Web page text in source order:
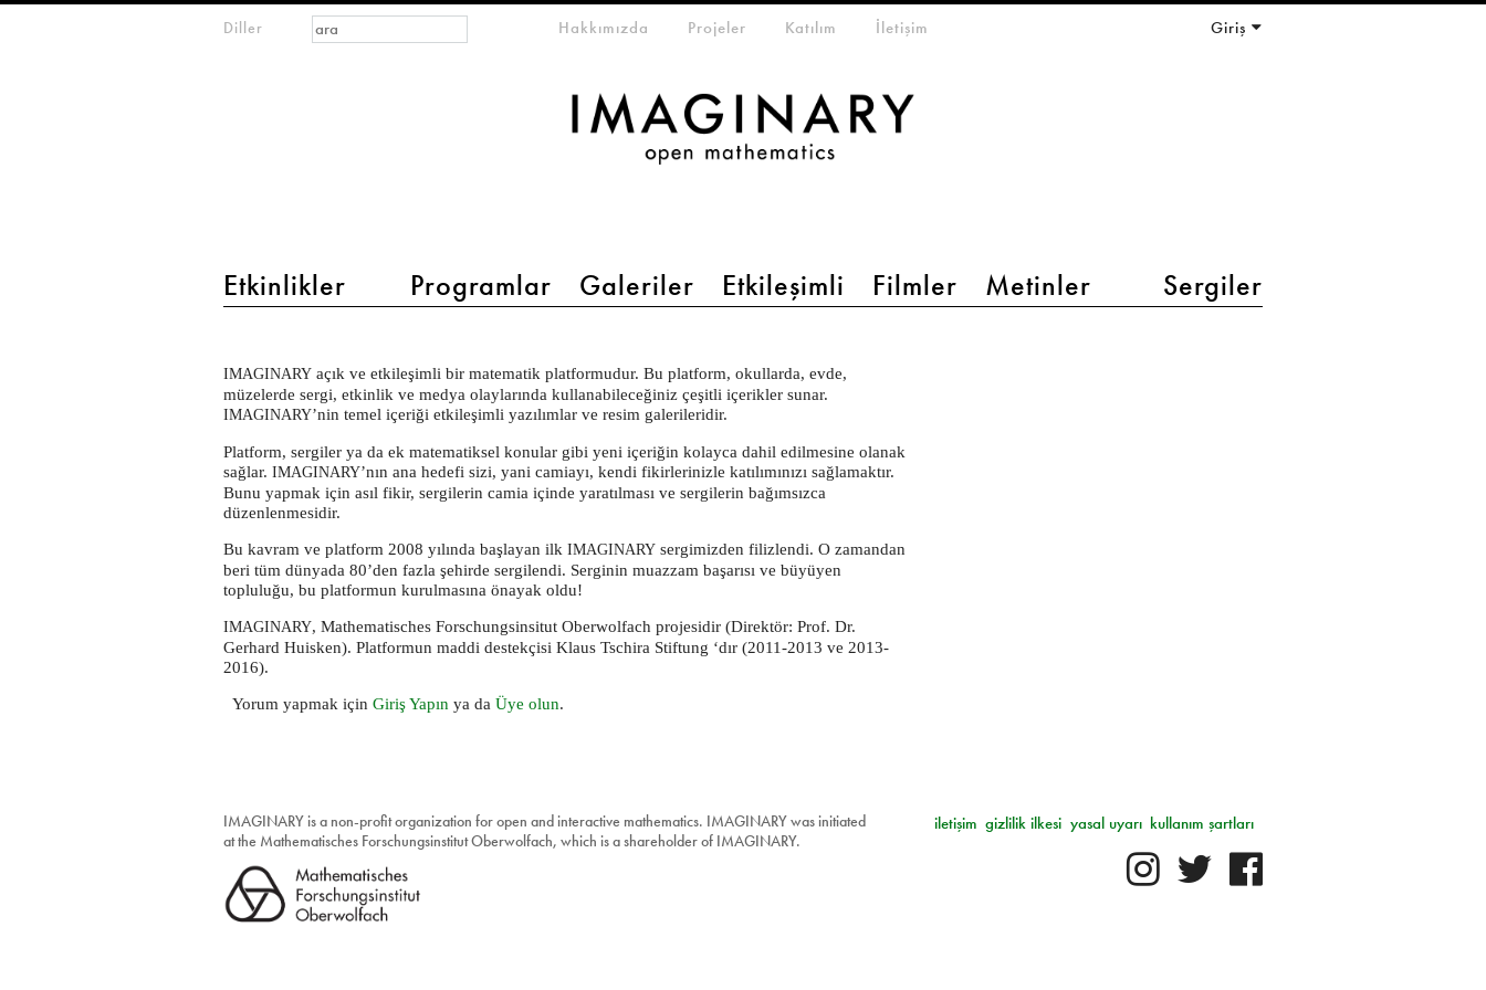
Diller
main menu 2
Etkinlikler Programlar Galeriler Etkileşimli Filmler Metinler Sergiler
meta-menuHakkımızda Projeler Katılım İletişim Giriş
Arama formu
Ara
IMAGINARY açık ve etkileşimli bir matematik platformudur. Bu platform, okullarda, evde,
müzelerde sergi, etkinlik ve medya olaylarında kullanabileceğiniz çeşitli içerikler sunar.
IMAGINARY’nin temel içeriği etkileşimli yazılımlar ve resim galerileridir.
Platform, sergiler ya da ek matematiksel konular gibi yeni içeriğin kolayca dahil edilmesine olanak
sağlar. IMAGINARY’nın ana hedefi sizi, yani camiayı, kendi fikirlerinizle katılımınızı sağlamaktır.
Bunu yapmak için asıl fikir, sergilerin camia içinde yaratılması ve sergilerin bağımsızca
düzenlenmesidir.
Bu kavram ve platform 2008 yılında başlayan ilk IMAGINARY sergimizden filizlendi. O zamandan
beri tüm dünyada 80’den fazla şehirde sergilendi. Serginin muazzam başarısı ve büyüyen
topluluğu, bu platformun kurulmasına önayak oldu!
IMAGINARY, Mathematisches Forschungsinsitut Oberwolfach projesidir (Direktör: Prof. Dr.
Gerhard Huisken). Platformun maddi destekçisi Klaus Tschira Stiftung ‘dır (2011-2013 ve 2013-
2016).
Yorum yapmak için Giriş Yapın ya da Üye olun.
IMAGINARY is a non-profit organization for open and interactive mathematics. IMAGINARY was initiated
at the Mathematisches Forschungsinstitut Oberwolfach, which is a shareholder of IMAGINARY.
kullanım şartları
yasal uyarı
gizlilik ilkesi
iletişim